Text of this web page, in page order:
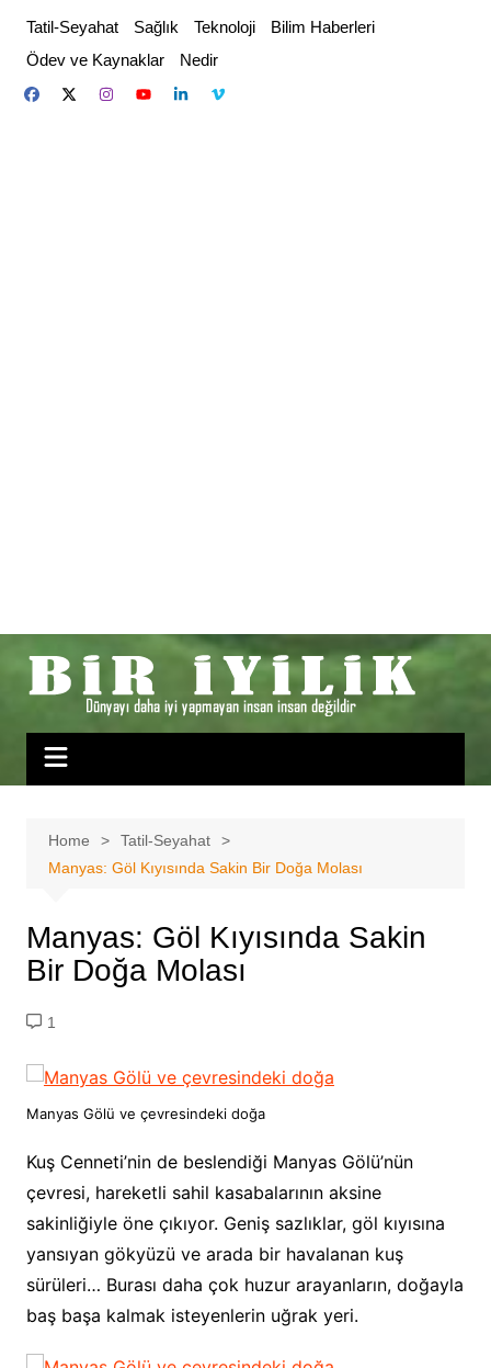
content
Tatil-Seyahat Sağlık Teknoloji
Bilim Haberleri
Ödev ve Kaynaklar
Nedir
Home
Tatil-Seyahat
Manyas: Göl Kıyısında Sakin Bir Doğa Molası
Manyas: Göl Kıyısında Sakin
Bir Doğa Molası
1
Manyas Gölü ve çevresindeki doğa
Kuş Cenneti’nin de beslendiği Manyas Gölü’nün
çevresi, hareketli sahil kasabalarının aksine
sakinliğiyle öne çıkıyor. Geniş sazlıklar, göl kıyısına
yansıyan gökyüzü ve arada bir havalanan kuş
sürüleri… Burası daha çok huzur arayanların, doğayla
baş başa kalmak isteyenlerin uğrak yeri.